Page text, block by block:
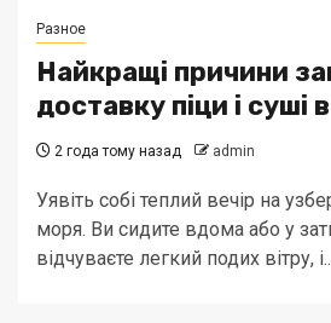
Разное
Найкращі причини
доставку піци і суші
2 года тому назад admin
Уявіть собі теплий вечір на
моря. Ви сидите вдома або у
відчуваєте легкий подих вітру,